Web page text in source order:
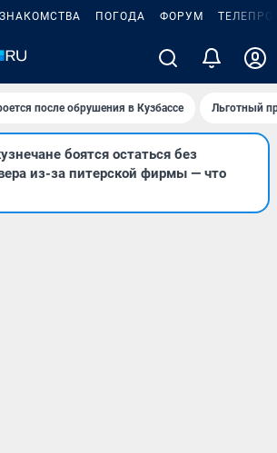
ЗНАКОМСТВА ПОГОДА ФОРУМ
после обрушения в Кузбассе Льготный
боятся остаться без
из-за питерской фирмы — что